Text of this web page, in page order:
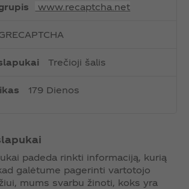
www.recaptcha.net
Trečioji šalis
179 Dienos
padeda rinkti informaciją, kurią
galėtume pagerinti vartotojo
mums svarbu žinoti, koks yra